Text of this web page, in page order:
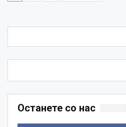
Останете со нас